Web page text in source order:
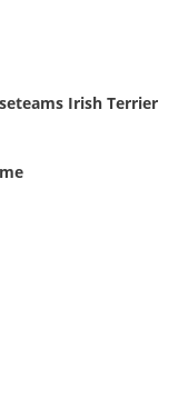
Irish Terrier